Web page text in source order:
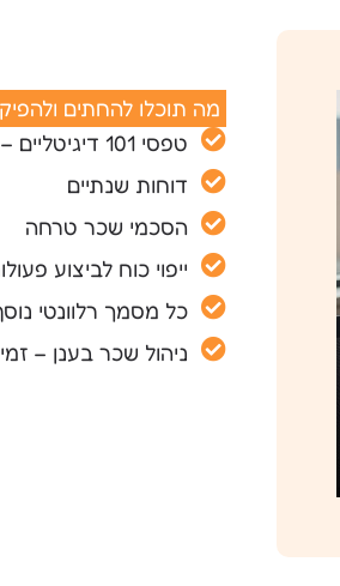
מה תוכלו להחתים
טפסי 101 דיגיטליים – קליטה, עדכון, השלמות ותזכורות
דוחות שנתיים
הסכמי שכר טרחה
ייפוי כוח לביצוע
כל מסמך רלוונטי
ניהול שכר בענן –